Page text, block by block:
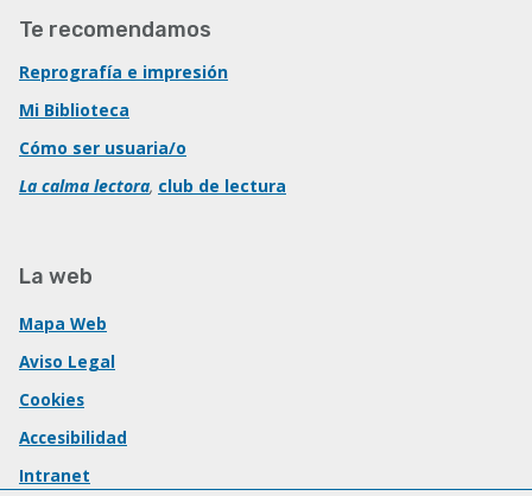
Te recomendamos
Reprografía e impresión
Mi Biblioteca
Cómo ser usuaria/o
La calma lectora, club de lectura
La web
Mapa Web
Aviso Legal
Cookies
Accesibilidad
Intranet